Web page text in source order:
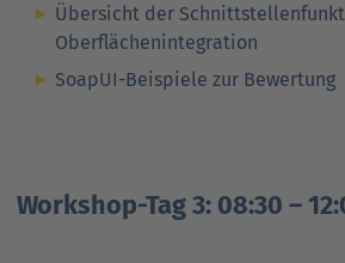
Übersicht der
Ober­flächen­integration
SoapUI-Beispiele zur Bewertung
Workshop-Tag 3: 08:30 –